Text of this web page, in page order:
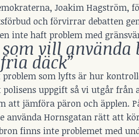
Joakim
och förvirrar debatten
inte haft problem med
som vill
däck”
problem som lyfts är hur
polisens uppgift så vi utgår från
att jämföra päron och äpplen.
använda Hornsgatan rätt att
finns inte problemet med